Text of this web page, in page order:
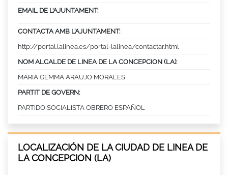
EMAIL DE L’AJUNTAMENT:
CONTACTA AMB L’AJUNTAMENT:
http://portal.lalinea.es/portal-lalinea/contactar.html
NOM ALCALDE DE LINEA DE LA CONCEPCION (LA):
MARIA GEMMA ARAUJO MORALES
PARTIT DE GOVERN:
PARTIDO SOCIALISTA OBRERO ESPAÑOL
LOCALIZACIÓN DE LA CIUDAD DE LINEA DE
LA CONCEPCION (LA)